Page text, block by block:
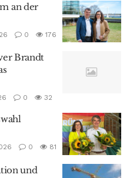
an der
0 176
Brandt
0 32
0 81
und